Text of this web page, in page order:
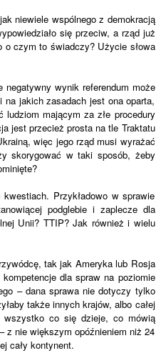
niewiele wspólnego z demokracją
się przeciw, a rząd już
o czym to świadczy? Użycie słowa
wynik referendum może
jakich zasadach jest ona oparta,
mającym za złe procedury
jest przecież prosta na tle Traktatu
więc jego rząd musi wyrażać
skorygować w taki sposób, żeby
Przykładowo w sprawie
podglebie i zaplecze dla
Unii? TTIP? Jak również i wielu
tak jak Ameryka lub Rosja
dla spraw na poziomie
– dana sprawa nie dotyczy tylko
także innych krajów, albo całej
wszystko co się dzieje, co mówią
z nie większym opóźnieniem niż 24
cały kontynent.